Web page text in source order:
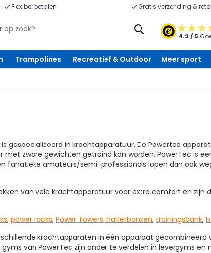
Flexibel betalen Gratis verzending &
4.3 / 5
Trampolines Recreatief & Outdoor Meer sport
is gespecialiseerd in krachtapparatuur. De Powertec
zware gewichten getraind kan worden. PowerTec is
fanatieke amateurs/semi-professionals lopen dan ook
van vele krachtapparatuur voor extra comfort en
, power racks, Power Towers, halterbanken, trainingsbank,
krachtapparaten in één apparaat gecombineerd
van PowerTec zijn onder te verdelen in levergyms en